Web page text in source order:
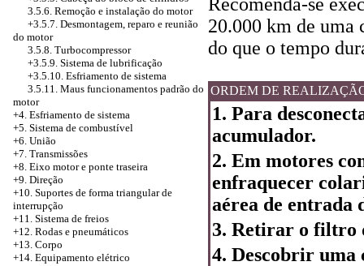
3.5.6. Remoção e instalação do motor
+3.5.7. Desmontagem, reparo e reunião
do motor
3.5.8. Turbocompressor
+3.5.9. Sistema de lubrificação
+3.5.10. Esfriamento de sistema
3.5.11. Maus funcionamentos padrão do
motor
+4. Esfriamento de sistema
+5. Sistema de combustível
+6. União
+7. Transmissões
+8. Eixo motor e ponte traseira
+9. Direção
+10. Suportes de forma triangular de
interrupção
+11. Sistema de freios
+12. Rodas e pneumáticos
+13. Corpo
+14. Equipamento elétrico
20.000 km de uma
do que o tempo
ORDEM DE
1. Para
acumulador.
2. Em motores
enfraquecer
aérea de entrada
3. Retirar o filtro
4. Descobrir uma